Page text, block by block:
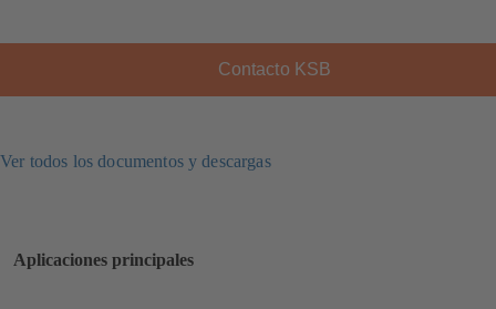
Contacto KSB
Ver todos los documentos y descargas
Aplicaciones principales